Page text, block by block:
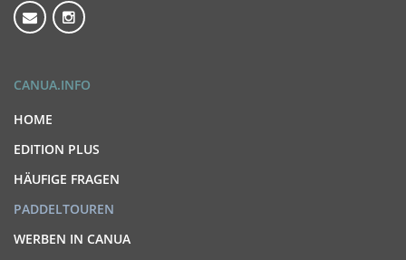
CANUA.INFO
HOME
EDITION PLUS
HÄUFIGE FRAGEN
PADDELTOUREN
WERBEN IN CANUA